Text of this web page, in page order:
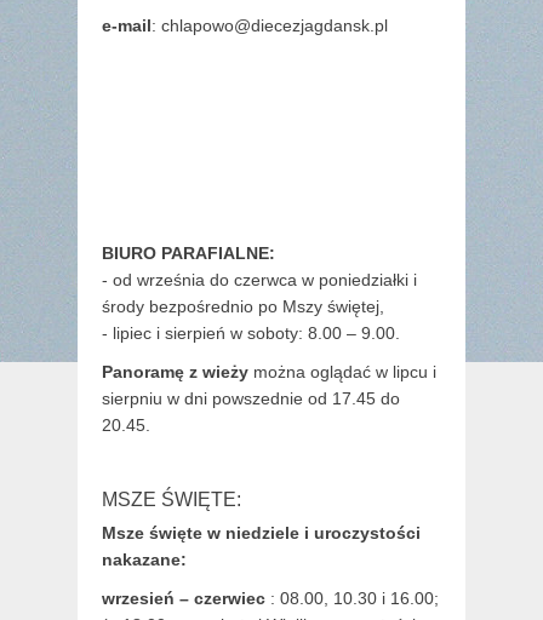
e-mail: chlapowo@diecezjagdansk.pl
BIURO PARAFIALNE:
- od września do czerwca w poniedziałki i
środy bezpośrednio po Mszy świętej,
- lipiec i sierpień w soboty: 8.00 – 9.00.
Panoramę z wieży można oglądać w lipcu i
sierpniu w dni powszednie od 17.45 do
20.45.
MSZE ŚWIĘTE:
Msze święte w niedziele i uroczystości
nakazane:
wrzesień – czerwiec : 08.00, 10.30 i 16.00;